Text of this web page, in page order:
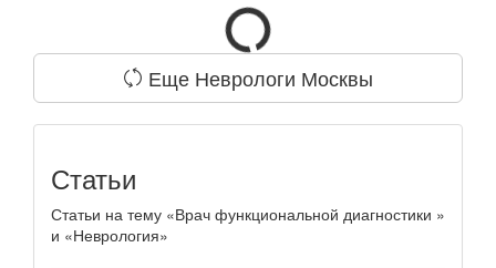
Еще Неврологи Москвы
Статьи
Статьи на тему «Врач функциональной диагностики »
и «Неврология»